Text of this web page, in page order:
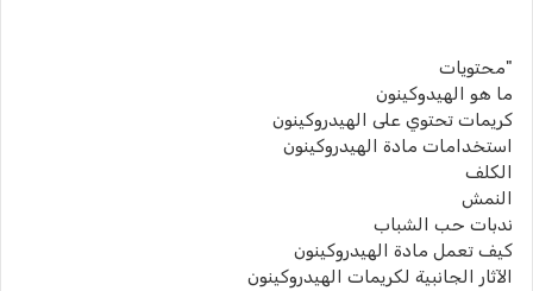
"محتويات
ما هو الهيدوكينون
كريمات تحتوي على الهيدروكينون
استخدامات مادة الهيدروكينون
الكلف
النمش
ندبات حب الشباب
كيف تعمل مادة الهيدروكينون
الآثار الجانبية لكريمات الهيدروكينون